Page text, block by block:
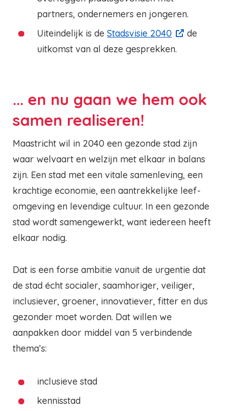
partners, ondernemers en jongeren.
Uiteindelijk is deStadsvisie 2040
de
uitkomst van al deze gesprekken.
... en nu gaan we hem ook
samen realiseren!
Maastricht wil in 2040 een gezonde stad zijn
waar welvaart en welzijn met elkaar in balans
zijn. Een stad met een vitale samenleving, een
krachtige economie, een aantrekkelijke leef-
omgeving en levendige cultuur. In een gezonde
stad wordt samengewerkt, want iedereen heeft
elkaar nodig.
Dat is een forse ambitie vanuit de urgentie dat
de stad écht socialer, saamhoriger, veiliger,
inclusiever, groener, innovatiever, fitter en dus
gezonder moet worden. Dat willen we
aanpakken door middel van 5 verbindende
thema’s:
inclusieve stad
kennisstad